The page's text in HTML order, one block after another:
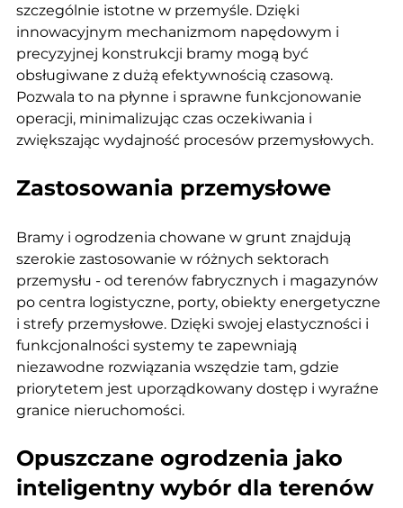
szczególnie istotne w przemyśle. Dzięki
innowacyjnym mechanizmom napędowym i
precyzyjnej konstrukcji bramy mogą być
obsługiwane z dużą efektywnością czasową.
Pozwala to na płynne i sprawne funkcjonowanie
operacji, minimalizując czas oczekiwania i
zwiększając wydajność procesów przemysłowych.
Zastosowania przemysłowe
Bramy i ogrodzenia chowane w grunt znajdują
szerokie zastosowanie w różnych sektorach
przemysłu - od terenów fabrycznych i magazynów
po centra logistyczne, porty, obiekty energetyczne
i strefy przemysłowe. Dzięki swojej elastyczności i
funkcjonalności systemy te zapewniają
niezawodne rozwiązania wszędzie tam, gdzie
priorytetem jest uporządkowany dostęp i wyraźne
granice nieruchomości.
Opuszczane ogrodzenia jako
inteligentny wybór dla terenów